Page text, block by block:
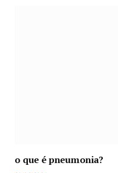
o que é pneumonia?